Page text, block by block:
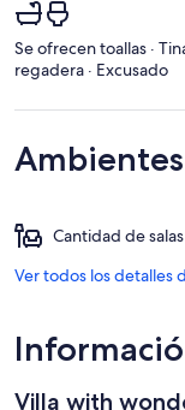
Se ofrecen toallas ·
regadera · Excusado
Ambientes
Cantidad de
Ver todos los detalles
Villa with